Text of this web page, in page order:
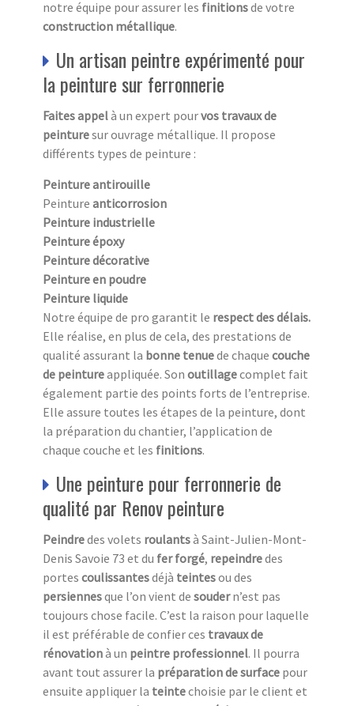
notre équipe pour assurer les finitionsde votre
construction métallique.
Un artisan peintre expérimenté pour
la peinture sur ferronnerie
Faites appelà un expert pourvos travaux de
peinturesur ouvrage métallique. Il propose
différents types de peinture :
Peinture antirouille
Peinture anticorrosion
Peinture industrielle
Peinture époxy
Peinture décorative
Peinture en poudre
Peinture liquide
Notre équipe de pro garantit le respect des délais.
Elle réalise, en plus de cela, des prestations de
qualité assurant la bonne tenuede chaque couche
de peintureappliquée. Son outillagecomplet fait
également partie des points forts de l’entreprise.
Elle assure toutes les étapes de la peinture, dont
la préparation du chantier, l’application de
chaque couche et les finitions.
Une peinture pour ferronnerie de
qualité par Renov peinture
Peindredes volets roulantsà Saint-Julien-Mont-
Denis Savoie 73 et du fer forgé, repeindredes
portes coulissantesdéjà teintesou des
persiennesque l’on vient de soudern’est pas
toujours chose facile. C’est la raison pour laquelle
il est préférable de confier ces travaux de
rénovationà un peintre professionnel. Il pourra
avant tout assurer la préparation de surface pour
ensuite appliquer la teintechoisie par le client et